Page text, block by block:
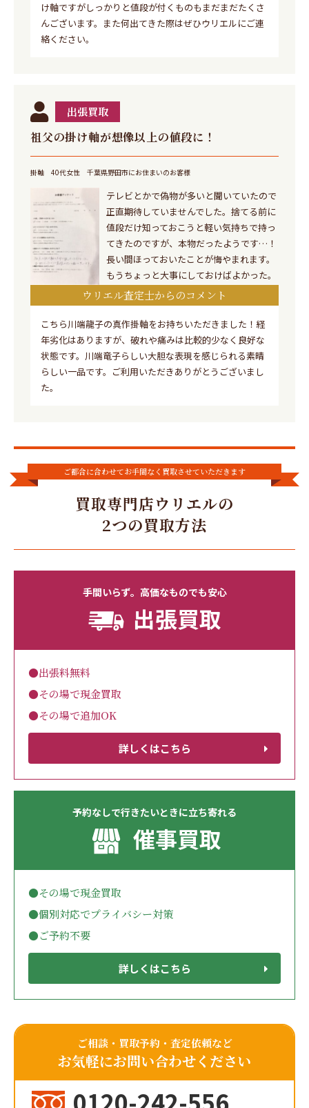
け軸ですがしっかりと値段が付くものもまだまだたくさ
んございます。また何出てきた際はぜひウリエルにご連
絡ください。
祖父の掛け軸が想像以上の値段に！
出張買取
掛軸 40代女性 千葉県野田市にお住まいのお客様
テレビとかで偽物が多いと聞いていたので
正直期待していませんでした。捨てる前に
値段だけ知っておこうと軽い気持ちで持っ
てきたのですが、本物だったようです…！
長い間ほっておいたことが悔やまれます。
もうちょっと大事にしておけばよかった。
ウリエル査定士からのコメント
こちら川端龍子の真作掛軸をお持ちいただきました！経
年劣化はありますが、破れや痛みは比較的少なく良好な
状態です。川端竜子らしい大胆な表現を感じられる素晴
らしい一品です。ご利用いただきありがとうございまし
た。
ご都合に合わせてお手間なく買取させていただきます
買取専門店ウリエルの
2つの買取方法
手間いらず。高価なものでも安心
出張買取
●出張料無料
●その場で現金買取
●その場で追加OK
詳しくはこちら
予約なしで行きたいときに立ち寄れる
催事買取
●その場で現金買取
●個別対応でプライバシー対策
●ご予約不要
詳しくはこちら
ご相談・買取予約・査定依頼など
お気軽にお問い合わせください